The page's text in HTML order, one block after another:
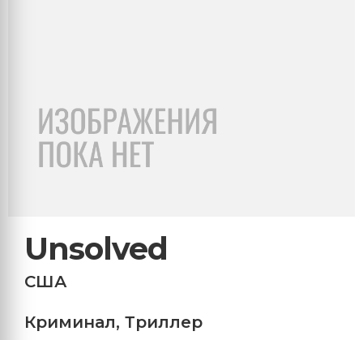
Unsolved
США
Криминал, Триллер